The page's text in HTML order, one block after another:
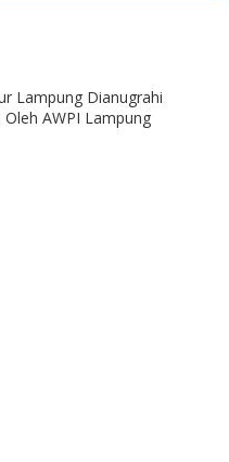
Lampung Dianugrahi
AWPI Lampung